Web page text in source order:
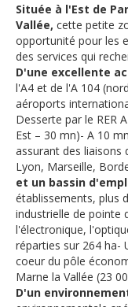
Située à l'Est de
Vallée, cette petite
opportunité pour les
des services qui
D'une excellente
l'A4 et de l'A 104
aéroports
Desserte par le RER
Est – 30 mn)- A 10
assurant des liaisons
Lyon, Marseille,
et un bassin
établissements, plus
industrielle de pointe
l'électronique,
réparties sur 264 ha-
coeur du pôle
Marne la Vallée (23
D'un